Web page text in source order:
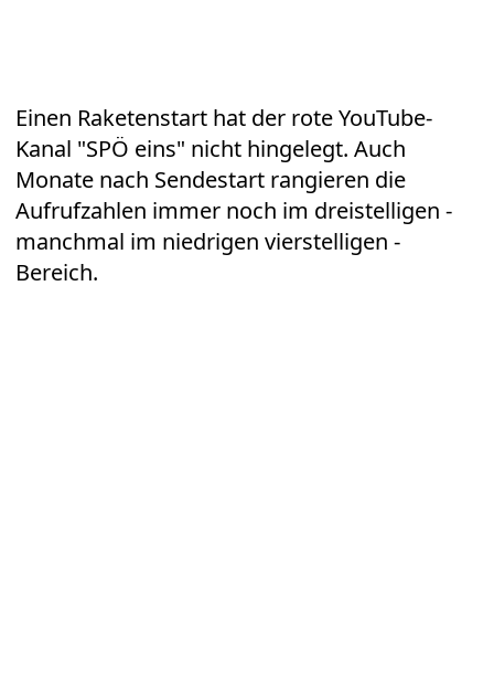
Einen Raketenstart hat der rote YouTube-
Kanal "SPÖ eins" nicht hingelegt. Auch
Monate nach Sendestart rangieren die
Aufrufzahlen immer noch im dreistelligen -
manchmal im niedrigen vierstelligen -
Bereich.